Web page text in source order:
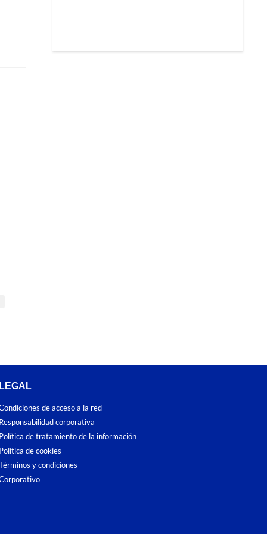
de acceso a la red
corporativa
de tratamiento de la información
de cookies
y condiciones